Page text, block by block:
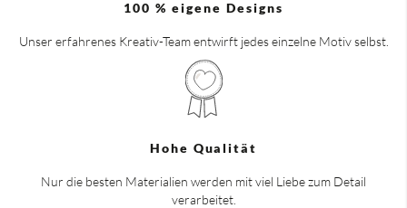
100 % eigene Designs
Unser erfahrenes Kreativ-Team entwirft jedes einzelne Motiv selbst.
Hohe Qualität
Nur die besten Materialien werden mit viel Liebe zum Detail
verarbeitet.